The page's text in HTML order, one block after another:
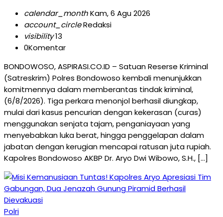
calendar_monthKam, 6 Agu 2026
account_circleRedaksi
visibility13
0Komentar
BONDOWOSO, ASPIRASI.CO.ID – Satuan Reserse Kriminal
(Satreskrim) Polres Bondowoso kembali menunjukkan
komitmennya dalam memberantas tindak kriminal,
(6/8/2026). Tiga perkara menonjol berhasil diungkap,
mulai dari kasus pencurian dengan kekerasan (curas)
menggunakan senjata tajam, penganiayaan yang
menyebabkan luka berat, hingga penggelapan dalam
jabatan dengan kerugian mencapai ratusan juta rupiah.
Kapolres Bondowoso AKBP Dr. Aryo Dwi Wibowo, S.H., […]
Polri